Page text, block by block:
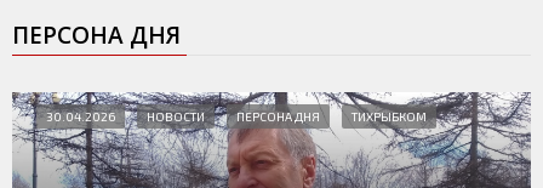
ПЕРСОНА ДНЯ
30.04.2026 НОВОСТИ ПЕРСОНА ДНЯ ТИХРЫБКОМ